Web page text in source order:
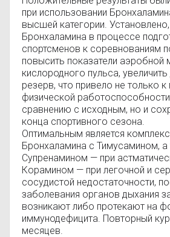
при использовании
высшей категории.
Бронхаламина в процессе
спортсменов к соревнованиям
повысить показатели аэробной
кислородного пульса,
резерв, что привело не только к
физической
сравнению с исходным, но и
конца спортивного сезона.
Оптимальным является
Бронхаламина с Тимусамином,
Супренамином — при
Корамином — при легочной и
сосудистой недостаточности,
заболевания органов дыхания
возникают либо протекают на
иммунодефицита. Повторный
месяцев.